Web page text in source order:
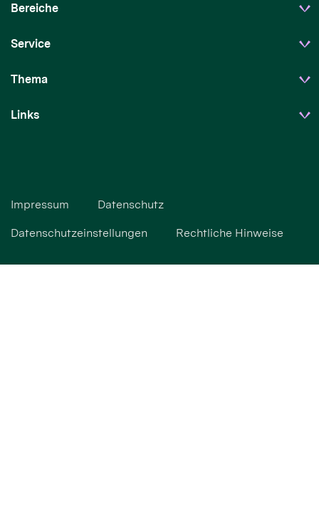
Bereiche
Service
Thema
Links
Impressum Datenschutz
Datenschutzeinstellungen Rechtliche Hinweise